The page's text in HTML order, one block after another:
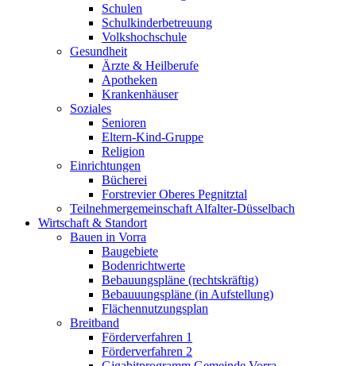
Schulen
Schulkinderbetreuung
Volkshochschule
Gesundheit
Ärzte & Heilberufe
Apotheken
Krankenhäuser
Soziales
Senioren
Eltern-Kind-Gruppe
Religion
Einrichtungen
Bücherei
Forstrevier Oberes Pegnitztal
Teilnehmergemeinschaft Alfalter-Düsselbach
Wirtschaft & Standort
Bauen in Vorra
Baugebiete
Bodenrichtwerte
Bebauungspläne (rechtskräftig)
Bebauuungspläne (in Aufstellung)
Flächennutzungsplan
Breitband
Förderverfahren 1
Förderverfahren 2